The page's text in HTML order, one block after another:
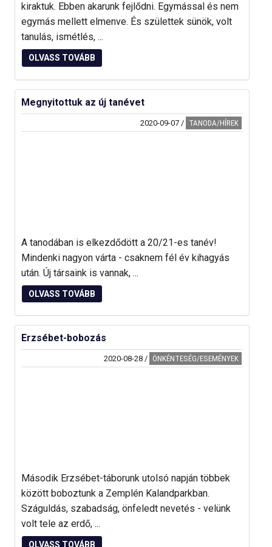
kiraktuk. Ebben akarunk fejlődni. Egymással és nem
egymás mellett elmenve. És születtek sünök, volt
tanulás, ismétlés, ...
OLVASS TOVÁBB
Megnyitottuk az új tanévet
2020-09-07/ TANODA/HÍREK
A tanodában is elkezdődött a 20/21-es tanév!
Mindenki nagyon várta - csaknem fél év kihagyás
után. Új társaink is vannak, ...
OLVASS TOVÁBB
Erzsébet-bobozás
2020-08-28/ ÖNKÉNTESÉG/ESEMÉNYEK
Második Erzsébet-táborunk utolsó napján többek
között boboztunk a Zemplén Kalandparkban.
Száguldás, szabadság, önfeledt nevetés - velünk
volt tele az erdő, ...
OLVASS TOVÁBB